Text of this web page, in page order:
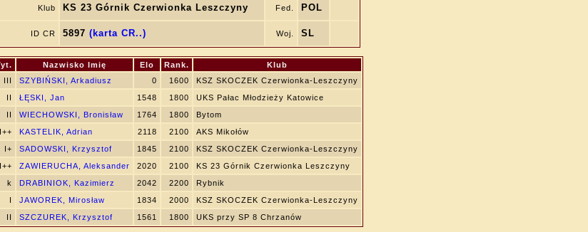
Klub KS 23 Górnik Czerwionka Leszczyny Fed. POL
ID CR 5897 (karta CR..) Woj. SL
Nazwisko Imię Elo Rank.
Klub
III SZYBIŃSKI, Arkadiusz 0 1600
KSZ SKOCZEK Czerwionka-Leszczyny
II ŁĘSKI, Jan 1548 1800
UKS Pałac Młodzieży Katowice
II WIECHOWSKI, Bronisław 1764 1800
Bytom
I++ KASTELIK, Adrian 2118 2100
AKS Mikołów
I+ SADOWSKI, Krzysztof 1845 2100
KSZ SKOCZEK Czerwionka-Leszczyny
I++ ZAWIERUCHA, Aleksander 2020 2100
KS 23 Górnik Czerwionka Leszczyny
k DRABINIOK, Kazimierz 2042 2200
Rybnik
I JAWOREK, Mirosław 1834 2000
KSZ SKOCZEK Czerwionka-Leszczyny
II SZCZUREK, Krzysztof 1561 1800 UKS przy SP 8 Chrzanów